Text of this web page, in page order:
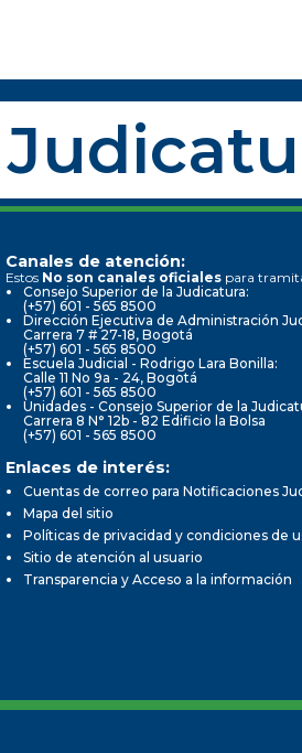
Canales de atención:
Estos No son canales oficiales para
Consejo Superior de la Judicatura:
(+57) 601 - 565 8500
Dirección Ejecutiva de Administración
Carrera 7 # 27-18, Bogotá
(+57) 601 - 565 8500
Escuela Judicial - Rodrigo Lara Bonilla:
Calle 11 No 9a - 24, Bogotá
(+57) 601 - 565 8500
Unidades - Consejo Superior de la
Carrera 8 N° 12b - 82 Edificio la Bolsa
(+57) 601 - 565 8500
Enlaces de interés:
Cuentas de correo para Notificaciones
Mapa del sitio
Políticas de privacidad y condiciones de
Sitio de atención al usuario
Transparencia y Acceso a la información